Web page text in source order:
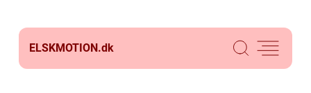
ELSKMOTION.dk